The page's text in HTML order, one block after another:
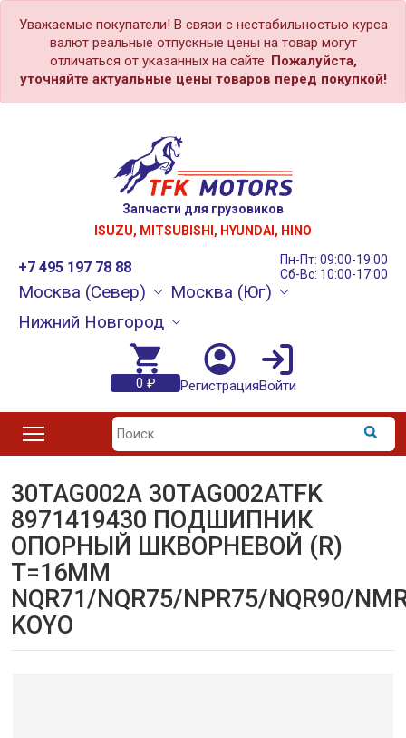
Уважаемые покупатели! В связи с нестабильностью курса
валют реальные отпускные цены на товар могут
отличаться от указанных на сайте. Пожалуйста,
уточняйте актуальные цены товаров перед покупкой!
Запчасти для грузовиков
ISUZU, MITSUBISHI, HYUNDAI, HINO
+7 495 197 78 88
Пн-Пт: 09:00-19:00
Сб-Вс: 10:00-17:00
Москва (Север)
Москва (Юг)
Нижний Новгород
0 ₽ РегистрацияВойти
30TAG002A 30TAG002ATFK
8971419430 ПОДШИПНИК
ОПОРНЫЙ ШКВОРНЕВОЙ (R)
Т=16ММ
NQR71/NQR75/NPR75/NQR90/
KOYO